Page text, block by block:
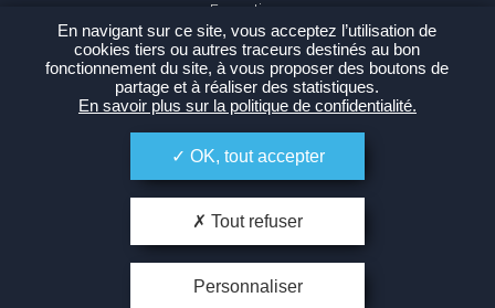
Formations
FAQ
Espace Agence
Politique de confidentialité-Plan du site
En navigant sur ce site, vous acceptez l’utilisation de
cookies tiers ou autres traceurs destinés au bon
fonctionnement du site, à vous proposer des boutons de
partage et à réaliser des statistiques.
En savoir plus sur la politique de confidentialité.
OK, tout accepter
Tout refuser
Personnaliser